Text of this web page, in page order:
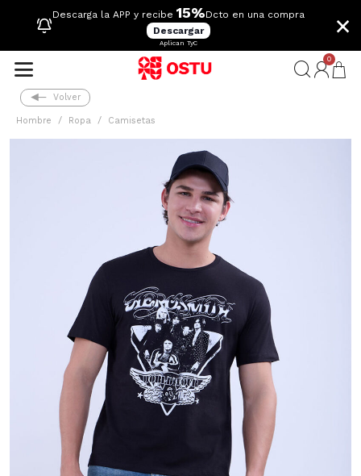
Descarga la APP y recibe 15%Dcto en una compra
Descargar
Aplican TyC
×
0
Volver
Hombre Ropa Camisetas